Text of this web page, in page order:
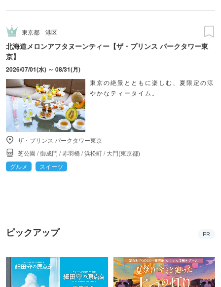
東京都 港区
北海道メロンアフタヌーンティー【ザ・プリンス パークタワー東
京】
2026/07/01(水) ～ 08/31(月)
東京の絶景とともに楽しむ、夏限定の涼
やかなティータイム。
ザ・プリンス パークタワー東京
芝公園 /御成門 /赤羽橋/浜松町/大門(東京都)
グルメ
スイーツ
ピックアップ PR